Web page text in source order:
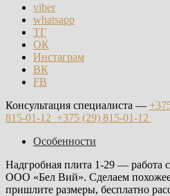
viber
whatsapp
ТГ
ОК
Инстаграм
ВК
FB
Консультация специалиста —
815-01-12 +375 (29) 815-01-12
Особенности
Надгробная плита 1-29 — работа
ООО «Бел Вий». Сделаем
пришлите размеры, бесплатно